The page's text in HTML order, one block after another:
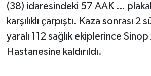
(38) idaresindeki 57 AAK …
karşılıklı çarpıştı. Kaza sonrası 2
yaralı 112 sağlık ekiplerince
Hastanesine kaldırıldı.